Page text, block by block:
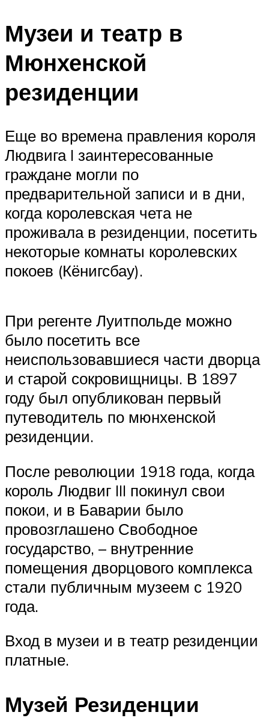
Музеи и театр в
Мюнхенской
резиденции
Еще во времена правления короля
Людвига I заинтересованные
граждане могли по
предварительной записи и в дни,
когда королевская чета не
проживала в резиденции, посетить
некоторые комнаты королевских
покоев (Кёнигсбау).
При регенте Луитпольде можно
было посетить все
неиспользовавшиеся части дворца
и старой сокровищницы. В 1897
году был опубликован первый
путеводитель по мюнхенской
резиденции.
После революции 1918 года, когда
король Людвиг III покинул свои
покои, и в Баварии было
провозглашено Свободное
государство, – внутренние
помещения дворцового комплекса
стали публичным музеем с 1920
года.
Вход в музеи и в театр резиденции
платные.
Музей Резиденции